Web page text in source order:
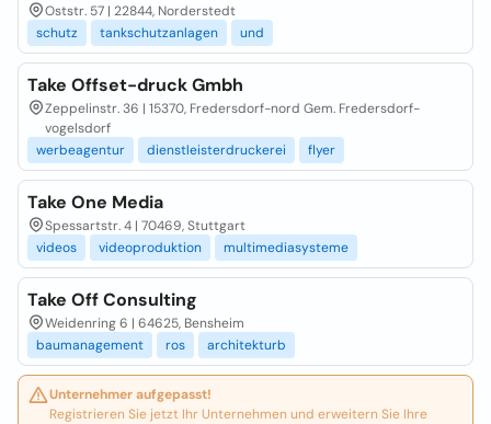
Oststr. 57 | 22844, Norderstedt
schutz
tankschutzanlagen und
Take Offset-druck Gmbh
Zeppelinstr. 36 | 15370, Fredersdorf-nord Gem. Fredersdorf-
vogelsdorf
werbeagentur
dienstleisterdruckerei flyer
Take One Media
Spessartstr. 4 | 70469, Stuttgart
videos
videoproduktion multimediasysteme
Take Off Consulting
Weidenring 6 | 64625, Bensheim
baumanagement
ros architekturb
Unternehmer aufgepasst!
Registrieren Sie jetzt Ihr Unternehmen und erweitern Sie Ihre